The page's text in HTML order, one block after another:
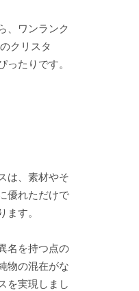
、ワンランク
クリスタ
たりです。
は、素材やそ
優れただけで
す。
名を持つ点の
物の混在がな
を実現しまし